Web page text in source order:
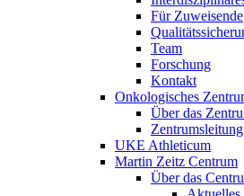
Für Zuweisende
Team
Forschung
Kontakt
Onkologisches
Über das
Zentrumsleitung
UKE Athleticum
Martin Zeitz Centrum
Über das